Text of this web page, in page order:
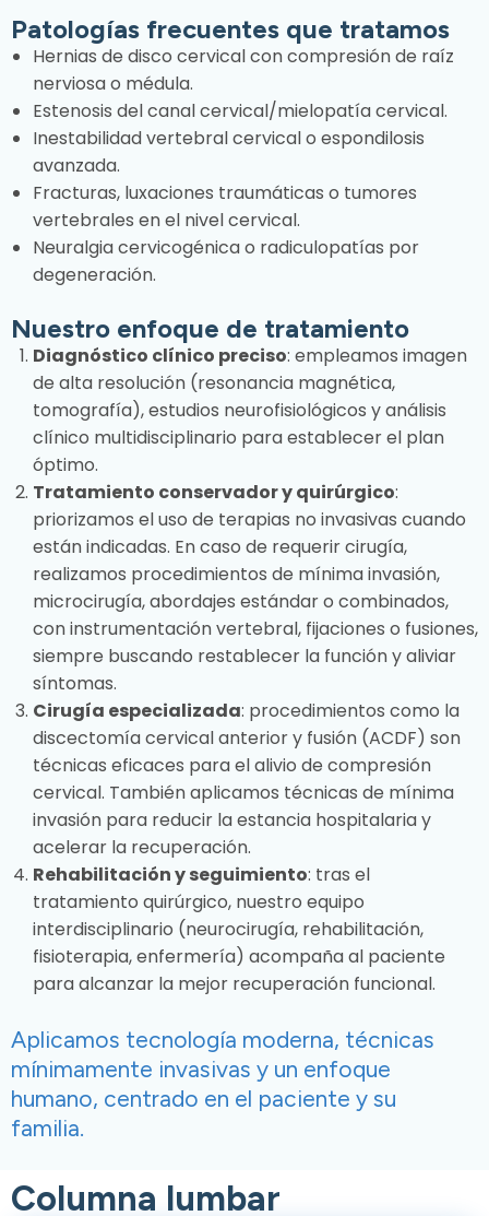
Patologías frecuentes que tratamos
Hernias de disco cervical con compresión de raíz
nerviosa o médula.
Estenosis del canal cervical/mielopatía cervical.
Inestabilidad vertebral cervical o espondilosis
avanzada.
Fracturas, luxaciones traumáticas o tumores
vertebrales en el nivel cervical.
Neuralgia cervicogénica o radiculopatías por
degeneración.
Nuestro enfoque de tratamiento
Diagnóstico clínico preciso: empleamos imagen
de alta resolución (resonancia magnética,
tomografía), estudios neurofisiológicos y análisis
clínico multidisciplinario para establecer el plan
óptimo.
Tratamiento conservador y quirúrgico:
priorizamos el uso de terapias no invasivas cuando
están indicadas. En caso de requerir cirugía,
realizamos procedimientos de mínima invasión,
microcirugía, abordajes estándar o combinados,
con instrumentación vertebral, fijaciones o fusiones,
siempre buscando restablecer la función y aliviar
síntomas.
Cirugía especializada: procedimientos como la
discectomía cervical anterior y fusión (ACDF) son
técnicas eficaces para el alivio de compresión
cervical. También aplicamos técnicas de mínima
invasión para reducir la estancia hospitalaria y
acelerar la recuperación.
Rehabilitación y seguimiento: tras el
tratamiento quirúrgico, nuestro equipo
interdisciplinario (neurocirugía, rehabilitación,
fisioterapia, enfermería) acompaña al paciente
para alcanzar la mejor recuperación funcional.
Aplicamos tecnología moderna, técnicas
mínimamente invasivas y un enfoque
humano, centrado en el paciente y su
familia.
Columna lumbar